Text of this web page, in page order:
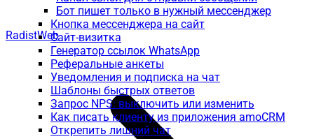
Бот пишет только в нужный мессенджер
Кнопка мессенджера на сайт
Сайт-визитка
Генератор ссылок WhatsApp
Реферальные анкеты
Уведомления и подписка на чат
Шаблоны быстрых ответов
Запрос NPS: выключить или изменить
Как писать клиенту из приложения amoCRM
Открепить лишний чат
RadistWeb